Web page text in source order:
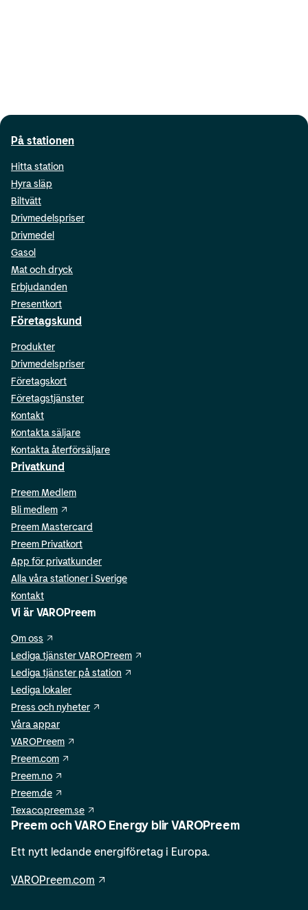
På stationen
Hitta station
Hyra släp
Biltvätt
Drivmedelspriser
Drivmedel
Gasol
Mat och dryck
Erbjudanden
Presentkort
Företagskund
Produkter
Drivmedelspriser
Företagskort
Företagstjänster
Kontakt
Kontakta säljare
Kontakta återförsäljare
Privatkund
Preem Medlem
Bli medlem
Preem Mastercard
Preem Privatkort
App för privatkunder
Alla våra stationer i Sverige
Kontakt
Vi är VAROPreem
Om oss
Lediga tjänster VAROPreem
Lediga tjänster på station
Lediga lokaler
Press och nyheter
Våra appar
VAROPreem
Preem.com
Preem.no
Preem.de
Texaco.preem.se
Preem och VARO Energy blir VAROPreem
Ett nytt ledande energiföretag i Europa.
VAROPreem.com